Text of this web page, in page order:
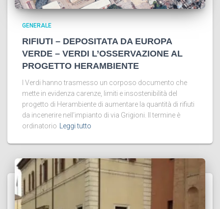
GENERALE
RIFIUTI – DEPOSITATA DA EUROPA
VERDE – VERDI L’OSSERVAZIONE AL
PROGETTO HERAMBIENTE
I Verdi hanno trasmesso un corposo documento che
mette in evidenza carenze, limiti e insostenibilità del
progetto di Herambiente di aumentare la quantità di rifiuti
da incenerire nell’impianto di via Grigioni. Il termine è
ordinatorio
Leggi tutto